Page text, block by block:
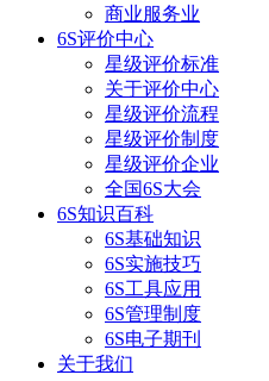
商业服务业
6S评价中心
星级评价标准
关于评价中心
星级评价流程
星级评价制度
星级评价企业
全国6S大会
6S知识百科
6S基础知识
6S实施技巧
6S工具应用
6S管理制度
6S电子期刊
关于我们